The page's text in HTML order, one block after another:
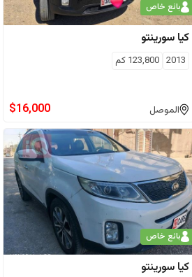
بائع خاص
كيا سورينتو
2013
123,800 كم
الموصل $16,000
بائع خاص
كيا سورينتو